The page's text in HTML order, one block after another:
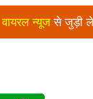
वायरल न्‍यूज से जुड़ी